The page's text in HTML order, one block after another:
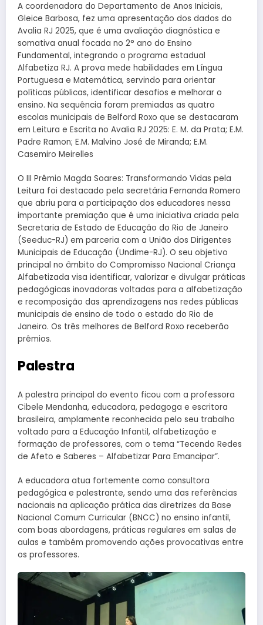
A coordenadora do Departamento de Anos Iniciais,
Gleice Barbosa, fez uma apresentação dos dados do
Avalia RJ 2025, que é uma avaliação diagnóstica e
somativa anual focada no 2° ano do Ensino
Fundamental, integrando o programa estadual
Alfabetiza RJ. A prova mede habilidades em Língua
Portuguesa e Matemática, servindo para orientar
políticas públicas, identificar desafios e melhorar o
ensino. Na sequência foram premiadas as quatro
escolas municipais de Belford Roxo que se destacaram
em Leitura e Escrita no Avalia RJ 2025: E. M. da Prata; E.M.
Padre Ramon; E.M. Malvino José de Miranda; E.M.
Casemiro Meirelles
O III Prêmio Magda Soares: Transformando Vidas pela
Leitura foi destacado pela secretária Fernanda Romero
que abriu para a participação dos educadores nessa
importante premiação que é uma iniciativa criada pela
Secretaria de Estado de Educação do Rio de Janeiro
(Seeduc-RJ) em parceria com a União dos Dirigentes
Municipais de Educação (Undime-RJ). O seu objetivo
principal no âmbito do Compromisso Nacional Criança
Alfabetizada visa identificar, valorizar e divulgar práticas
pedagógicas inovadoras voltadas para a alfabetização
e recomposição das aprendizagens nas redes públicas
municipais de ensino de todo o estado do Rio de
Janeiro. Os três melhores de Belford Roxo receberão
prêmios.
Palestra
A palestra principal do evento ficou com a professora
Cibele Mendanha, educadora, pedagoga e escritora
brasileira, amplamente reconhecida pelo seu trabalho
voltado para a Educação Infantil, alfabetização e
formação de professores, com o tema “Tecendo Redes
de Afeto e Saberes – Alfabetizar Para Emancipar”.
A educadora atua fortemente como consultora
pedagógica e palestrante, sendo uma das referências
nacionais na aplicação prática das diretrizes da Base
Nacional Comum Curricular (BNCC) no ensino infantil,
com boas abordagens, práticas regulares em salas de
aulas e também promovendo ações provocativas entre
os professores.